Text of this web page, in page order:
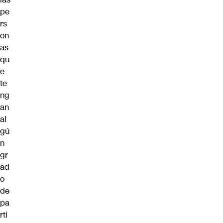
pe
rs
on
as
qu
e
te
ng
an
al
gú
n
gr
ad
o
de
pa
rti